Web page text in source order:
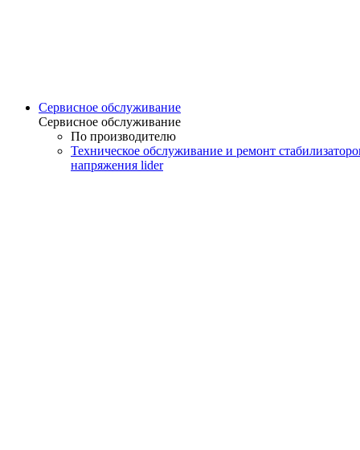
Сервисное обслуживание
Сервисное обслуживание
По производителю
Техническое обслуживание и ремонт
напряжения lider